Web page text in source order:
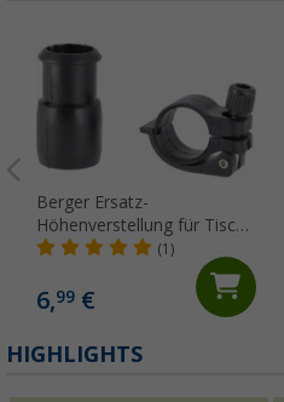
Berger Ersatz-
Höhenverstellung für Tisch
Livenza, Tornio und Aquila
(1)
6,99 €
HIGHLIGHTS